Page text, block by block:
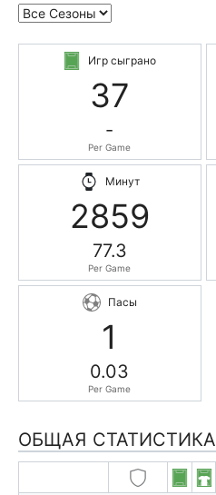
Игр сыграно
37
-
Per Game
Минут
2859
77.3
Per Game
Пасы
1
0.03
Per Game
ОБЩАЯ СТАТИСТИКА